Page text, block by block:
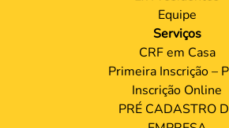
Equipe
Serviços
CRF em Casa
Primeira Inscrição –
Inscrição Online
PRÉ CADASTRO